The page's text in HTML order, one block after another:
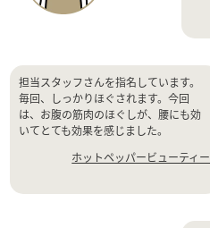
担当スタッフさんを指名しています。
毎回、しっかりほぐされます。今回
は、お腹の筋肉のほぐしが、腰にも効
いてとても効果を感じました。
ホットペッパービューティー